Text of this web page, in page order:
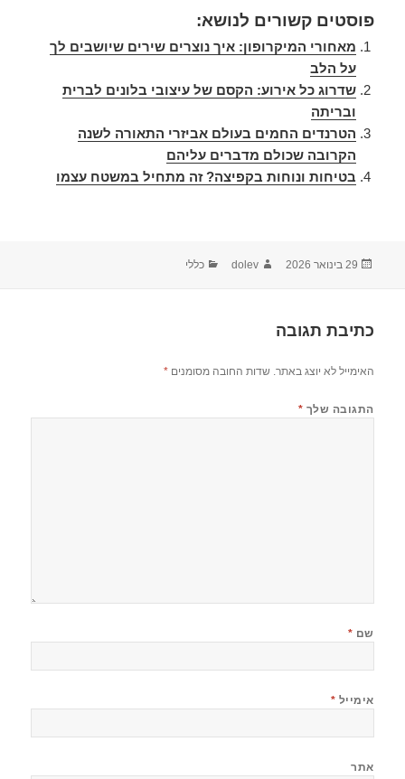
פוסטים קשורים לנושא:
מאחורי המיקרופון: איך נוצרים שירים שיושבים לך
על הלב
שדרוג כל אירוע: הקסם של עיצובי בלונים לברית
ובריתה
הטרנדים החמים בעולם אביזרי התאורה לשנה
הקרובה שכולם מדברים עליהם
בטיחות ונוחות בקפיצה? זה מתחיל במשטח עצמו
29 בינואר 2026 dolev כללי
כתיבת תגובה
האימייל לא יוצג באתר. שדות החובה מסומנים*
התגובה שלך *
שם *
אימייל *
אתר